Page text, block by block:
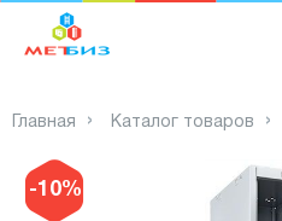
Главная Каталог товаров
-10%